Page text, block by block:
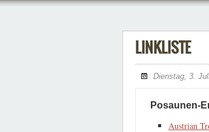
LINKLISTE
Dienstag, 3.
Posaunen-
Austrian